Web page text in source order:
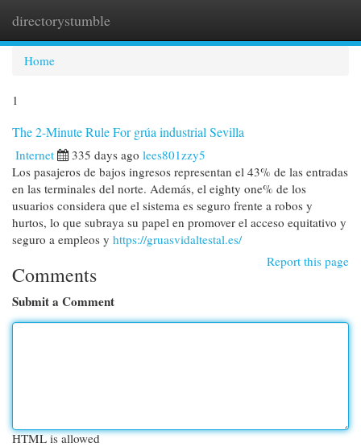
directorystumble
Home
1
The 2-Minute Rule For grúa industrial Sevilla
Internet 335 days ago lees801zzy5
Los pasajeros de bajos ingresos representan el 43% de las entradas
en las terminales del norte. Además, el eighty one% de los
usuarios considera que el sistema es seguro frente a robos y
hurtos, lo que subraya su papel en promover el acceso equitativo y
seguro a empleos y https://gruasvidaltestal.es/
Report this page
Comments
Submit a Comment
HTML is allowed